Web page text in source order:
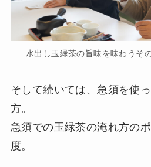
水出し玉緑茶の旨味を味わうそ
そして続いては、急須を使
方。
急須での玉緑茶の淹れ方の
度。